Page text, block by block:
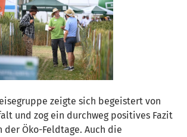
zeigte sich begeistert von
und zog ein durchweg positives Fazit
der Öko-Feldtage. Auch die